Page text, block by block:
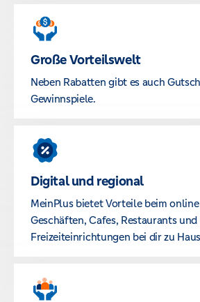
Große Vorteilswelt
Neben Rabatten gibt es auch
Gewinnspiele.
Digital und regional
MeinPlus bietet Vorteile beim
Geschäften, Cafes, Restaurants und
Freizeiteinrichtungen bei dir zu